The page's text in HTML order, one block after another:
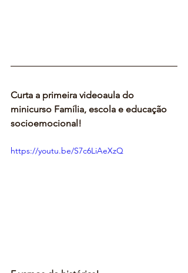
Curta a primeira videoaula do
minicurso Família, escola e educação
socioemocional!
https://youtu.be/S7c6LiAeXzQ